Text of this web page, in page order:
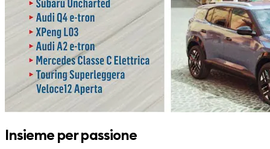
Insieme per passione